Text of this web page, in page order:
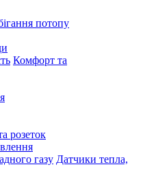
потопу
Комфорт та
розеток
Датчики тепла,